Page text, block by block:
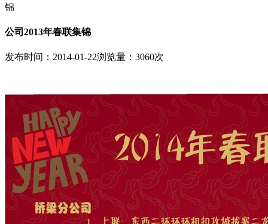
锦
公司2013年春联集锦
发布时间：2014-01-22浏览量：3060次